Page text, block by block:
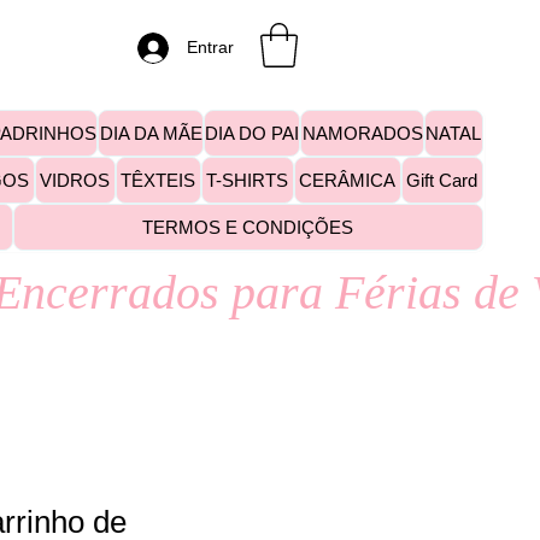
Entrar
de
DIA DA MÃE DIA DO PAI NAMORADOSNATAL
VIDROS TÊXTEIS T-SHIRTS CERÂMICA Gift Card
TERMOS E CONDIÇÕES